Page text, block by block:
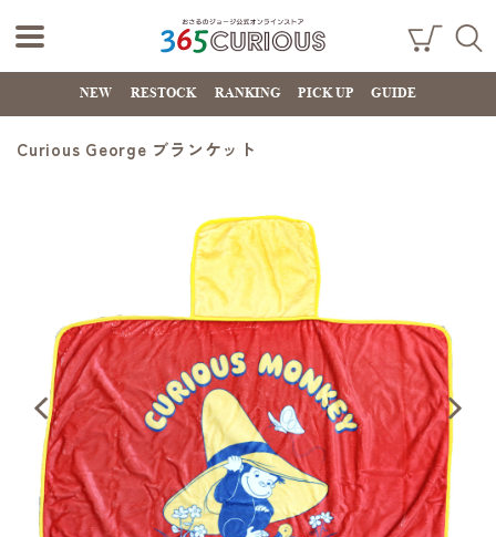
おさるのジョー
ジ公式オンライ
ンストア
ング
カー
NEW RESTOCK RANKING PICK UP GUIDE
Curious George ブランケット